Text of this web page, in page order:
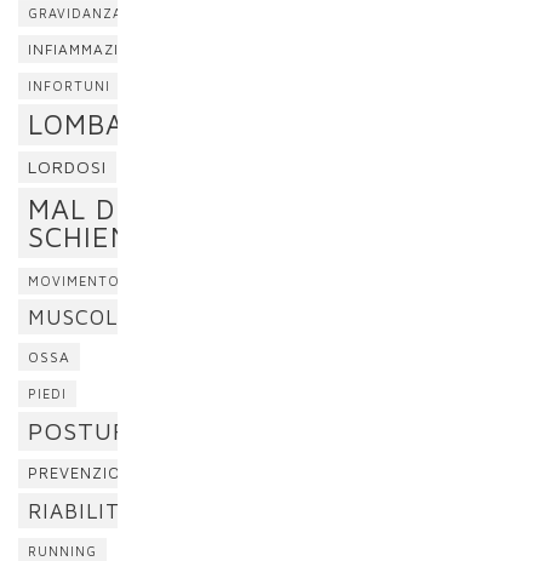
GRAVIDANZA
INFIAMMAZIONE
INFORTUNI
LOMBALGIA
LORDOSI
MAL DI
SCHIENA
MOVIMENTO
MUSCOLI
OSSA
PIEDI
POSTURA
PREVENZIONE
RIABILITAZIONE
RUNNING